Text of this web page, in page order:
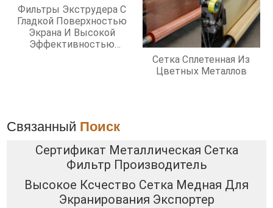
Фильтры Экструдера С
Гладкой Поверхностью
Экрана И Высокой
Эффективностью
Сетка Сплетенная Из
Цветных Металлов
Связанный Поиск
Сертификат Металлическая Сетка
Фильтр Производитель
Высокое Ксчество Сетка Медная Для
Экранирования Экспортер